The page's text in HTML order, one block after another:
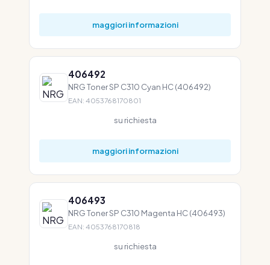
maggiori informazioni
406492
NRG Toner SP C310 Cyan HC (406492)
EAN: 4053768170801
su richiesta
maggiori informazioni
406493
NRG Toner SP C310 Magenta HC (406493)
EAN: 4053768170818
su richiesta